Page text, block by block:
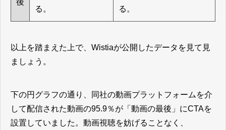
後
る。
る。
以上を踏まえた上で、Wistiaが公開したデータを見て見
ましょう。
下の円グラフの通り、同社の動画プラットフォームを介
して配信された動画の95.9％が「動画の最後」にCTAを
設置していました。動画視聴を妨げることなく、